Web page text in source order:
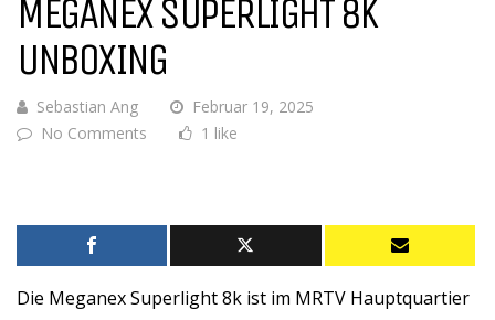
MEGANEX SUPERLIGHT 8K
UNBOXING
Sebastian Ang
Februar 19, 2025
No Comments
1 like
Die Meganex Superlight 8k ist im MRTV Hauptquartier